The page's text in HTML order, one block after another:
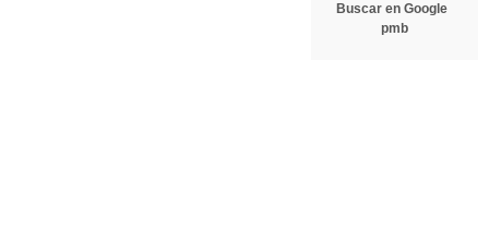
Buscar en Google
pmb